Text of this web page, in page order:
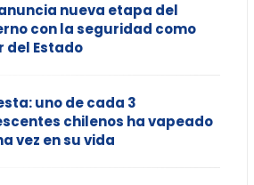
nueva etapa del
con la seguridad como
del Estado
uno de cada 3
chilenos ha vapeado
vez en su vida